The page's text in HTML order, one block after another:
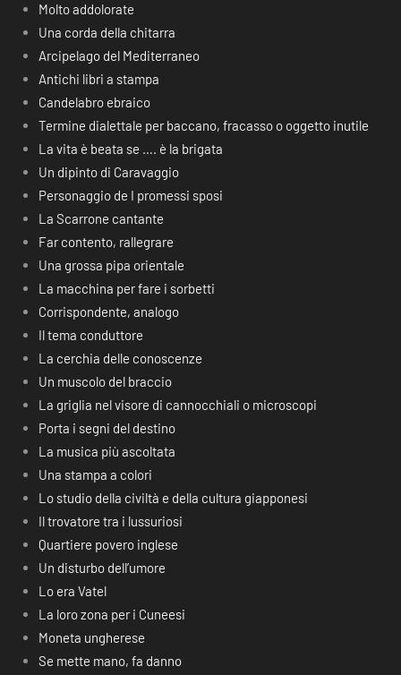
Molto addolorate
Una corda della chitarra
Arcipelago del Mediterraneo
Antichi libri a stampa
Candelabro ebraico
Termine dialettale per baccano, fracasso o oggetto inutile
La vita è beata se …. è la brigata
Un dipinto di Caravaggio
Personaggio de I promessi sposi
La Scarrone cantante
Far contento, rallegrare
Una grossa pipa orientale
La macchina per fare i sorbetti
Corrispondente, analogo
Il tema conduttore
La cerchia delle conoscenze
Un muscolo del braccio
La griglia nel visore di cannocchiali o microscopi
Porta i segni del destino
La musica più ascoltata
Una stampa a colori
Lo studio della civiltà e della cultura giapponesi
Il trovatore tra i lussuriosi
Quartiere povero inglese
Un disturbo dell’umore
Lo era Vatel
La loro zona per i Cuneesi
Moneta ungherese
Se mette mano, fa danno